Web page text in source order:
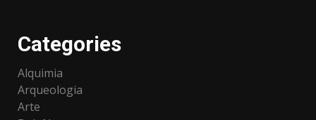
Categories
Alquimia
Arqueologia
Arte